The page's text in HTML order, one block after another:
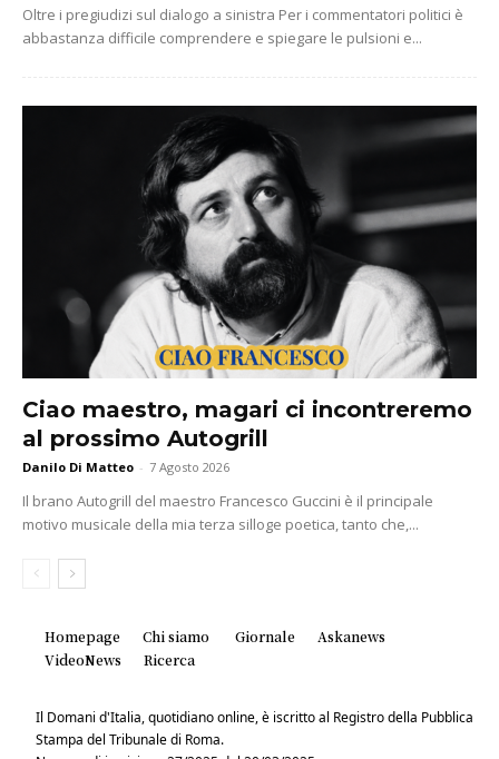
Oltre i pregiudizi sul dialogo a sinistra Per i commentatori politici è
abbastanza difficile comprendere e spiegare le pulsioni e...
Ciao maestro, magari ci incontreremo
al prossimo Autogrill
Danilo Di Matteo - 7 Agosto 2026
Il brano Autogrill del maestro Francesco Guccini è il principale
motivo musicale della mia terza silloge poetica, tanto che,...
Homepage Chi siamo Giornale
Askanews
VideoNews
Ricerca
Il Domani d'Italia, quotidiano online, è iscritto al Registro della Pubblica
Stampa del Tribunale di Roma.